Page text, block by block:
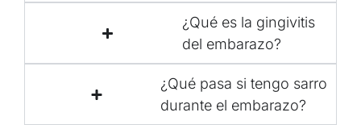
¿Qué es la gingivitis
del embarazo?
¿Qué pasa si tengo sarro
durante el embarazo?